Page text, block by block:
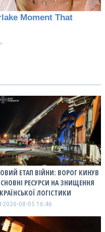
ЕТАП ВІЙНИ: ВОРОГ КИНУВ
РЕСУРСИ НА ЗНИЩЕННЯ
ЛОГІСТИКИ
2026-08-05 16:46